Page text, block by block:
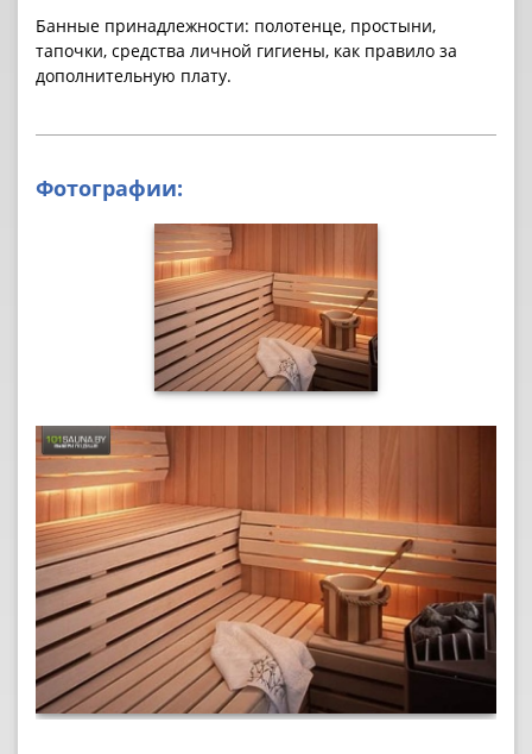
Банные принадлежности: полотенце, простыни,
тапочки, средства личной гигиены, как правило за
дополнительную плату.
Фотографии: